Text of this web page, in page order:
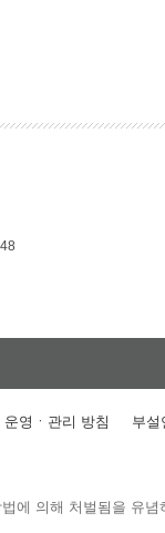
영ㆍ관리 방침 부설
에 의해 처벌됨을 유념